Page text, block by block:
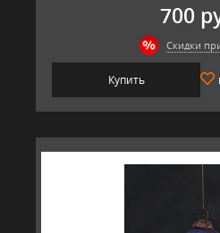
700
Скидки
Купить